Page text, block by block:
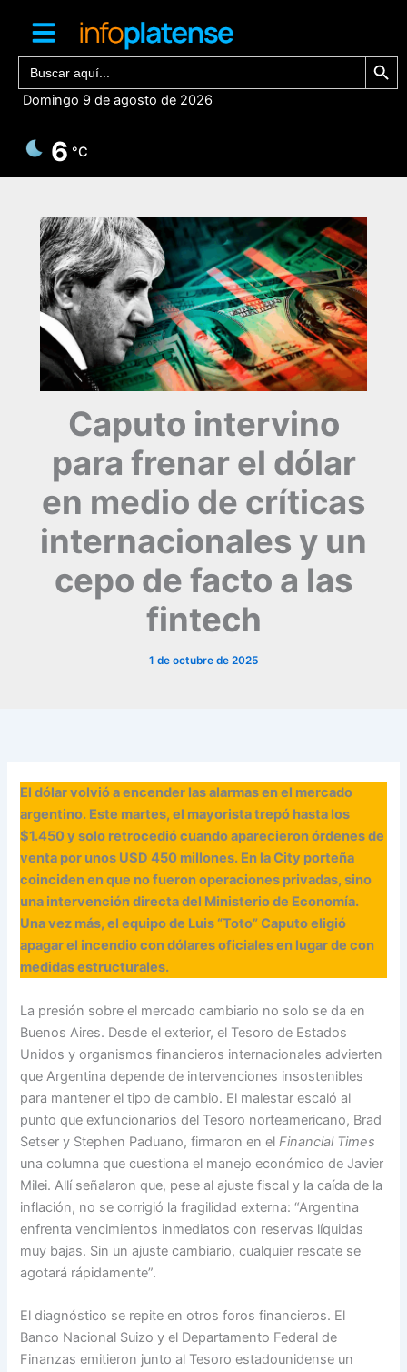
contenido
Buscar: Botón de
Domingo 9 de agosto de 2026
6 °C
Caputo intervino
para frenar el dólar
en medio de críticas
internacionales y un
cepo de facto a las
fintech
1 de octubre de 2025
El dólar volvió a encender las alarmas en el mercado
argentino. Este martes, el mayorista trepó hasta los
$1.450 y solo retrocedió cuando aparecieron órdenes de
venta por unos USD 450 millones. En la City porteña
coinciden en que no fueron operaciones privadas, sino
una intervención directa del Ministerio de Economía.
Una vez más, el equipo de Luis “Toto” Caputo eligió
apagar el incendio con dólares oficiales en lugar de con
medidas estructurales.
La presión sobre el mercado cambiario no solo se da en
Buenos Aires. Desde el exterior, el Tesoro de Estados
Unidos y organismos financieros internacionales advierten
que Argentina depende de intervenciones insostenibles
para mantener el tipo de cambio. El malestar escaló al
punto que exfuncionarios del Tesoro norteamericano, Brad
Setser y Stephen Paduano, firmaron en elFinancial Times
una columna que cuestiona el manejo económico de Javier
Milei. Allí señalaron que, pese al ajuste fiscal y la caída de la
inflación, no se corrigió la fragilidad externa: “Argentina
enfrenta vencimientos inmediatos con reservas líquidas
muy bajas. Sin un ajuste cambiario, cualquier rescate se
agotará rápidamente”.
El diagnóstico se repite en otros foros financieros. El
Banco Nacional Suizo y el Departamento Federal de
Finanzas emitieron junto al Tesoro estadounidense un